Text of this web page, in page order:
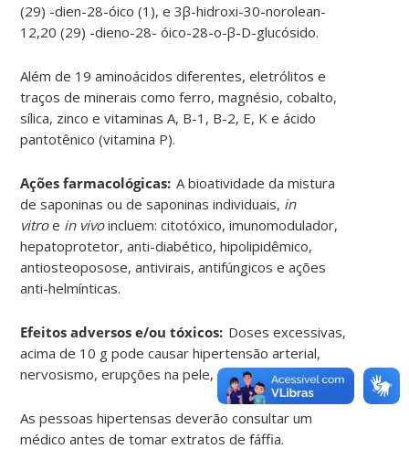
(29) -dien-28-óico (1), e 3β-hidroxi-30-norolean-
12,20 (29) -dieno-28- óico-28-o-β-D-glucósido.
Além de 19 aminoácidos diferentes, eletrólitos e
traços de minerais como ferro, magnésio, cobalto,
sílica, zinco e vitaminas A, B-1, B-2, E, K e ácido
pantotênico (vitamina P).
Ações farmacológicas: A bioatividade da mistura
de saponinas ou de saponinas individuais, in
vitroe in vivoincluem: citotóxico, imunomodulador,
hepatoprotetor, anti-diabético, hipolipidêmico,
antiosteoposose, antivirais, antifúngicos e ações
anti-helmínticas.
Efeitos adversos e/ou tóxicos: Doses excessivas,
acima de 10 g pode causar hipertensão arterial,
nervosismo, erupções na pele, diarréia e insônia.
As pessoas hipertensas deverão consultar um
médico antes de tomar extratos de fáffia.